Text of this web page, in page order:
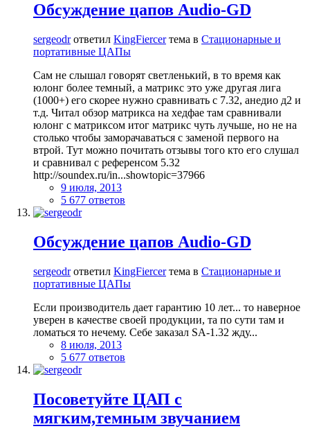
Обсуждение цапов Audio-GD
sergeodrответил KingFiercerтема в Стационарные и
портативные ЦАПы
Сам не слышал говорят светленький, в то время как
юлонг более темный, а матрикс это уже другая лига
(1000+) его скорее нужно сравнивать с 7.32, анедио д2 и
т.д. Читал обзор матрикса на хедфае там сравнивали
юлонг с матриксом итог матрикс чуть лучьше, но не на
столько чтобы заморачаваться с заменой первого на
втрой. Тут можно почитать отзывы того кто его слушал
и сравнивал с референсом 5.32
http://soundex.ru/in...showtopic=37966
9 июля, 2013
5 677 ответов
Обсуждение цапов Audio-GD
sergeodrответил KingFiercerтема в Стационарные и
портативные ЦАПы
Если производитель дает гарантию 10 лет... то наверное
уверен в качестве своей продукции, та по сути там и
ломаться то нечему. Себе заказал SA-1.32 жду...
8 июля, 2013
5 677 ответов
Посоветуйте ЦАП с
мягким,темным звучанием